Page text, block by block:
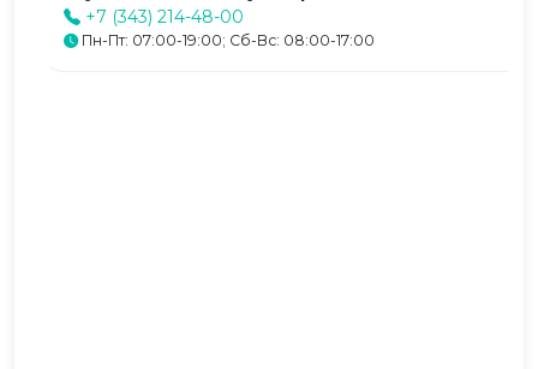
+7 (343) 214-48-00
Пн-Пт: 07:00-19:00; Сб-Вс: 08:00-17:00